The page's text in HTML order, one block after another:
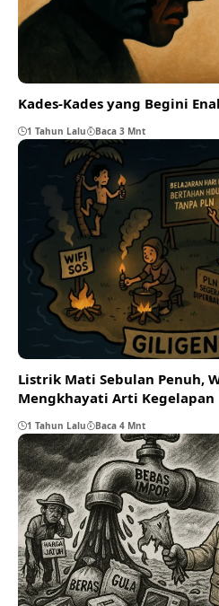
Kades-Kades yang Begini
1 Tahun Lalu Baca 3 Mnt
Listrik Mati Sebulan Penuh,
Mengkhayati Arti Kegelapan
1 Tahun Lalu Baca 4 Mnt